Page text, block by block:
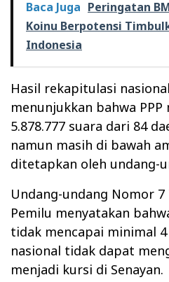
Baca Juga Peringatan
Koinu Berpotensi
Indonesia
Hasil rekapitulasi
menunjukkan bahwa
5.878.777 suara dari 84
namun masih di bawah
ditetapkan oleh undang-
Undang-undang Nomor
Pemilu menyatakan
tidak mencapai minimal
nasional tidak dapat
menjadi kursi di Senayan.